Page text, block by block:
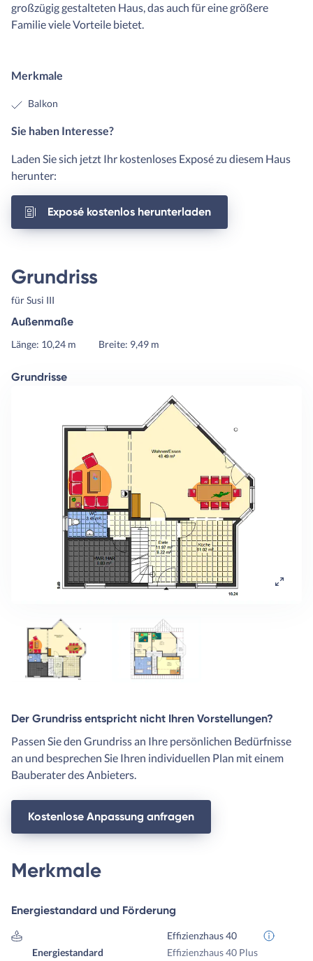
großzügig gestalteten Haus, das auch für eine größere
Familie viele Vorteile bietet.
Merkmale
Balkon
Sie haben Interesse?
Laden Sie sich jetzt Ihr kostenloses Exposé zu diesem Haus
herunter:
Exposé kostenlos herunterladen
Grundriss
für Susi III
Außenmaße
Länge: 10,24 m Breite: 9,49 m
Grundrisse
Der Grundriss entspricht nicht Ihren Vorstellungen?
Passen Sie den Grundriss an Ihre persönlichen Bedürfnisse
an und besprechen Sie Ihren individuellen Plan mit einem
Bauberater des Anbieters.
Kostenlose Anpassung anfragen
Merkmale
Energiestandard und Förderung
Energiestandard
Effizienzhaus 40
Effizienzhaus 40 Plus